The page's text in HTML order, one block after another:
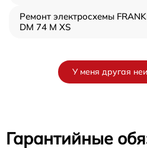
Ремонт электросхемы
DM 74 M XS
У меня другая
Гарантийные